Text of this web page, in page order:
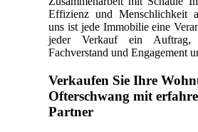
Effizienz und Menschlichkeit
uns ist jede Immobilie eine
jeder Verkauf ein
Fachverstand und Engagement
Verkaufen Sie Ihre
Ofterschwang mit
Partner